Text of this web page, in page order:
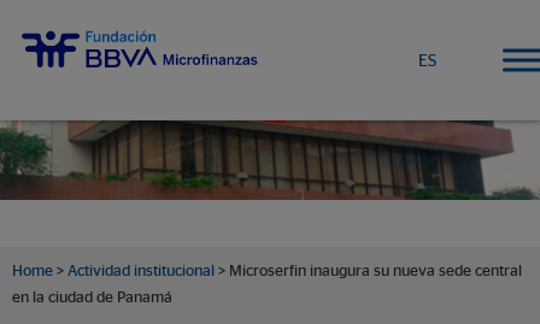
ES
Home > Actividad institucional > Microserfin inaugura su nueva sede central
en la ciudad de Panamá